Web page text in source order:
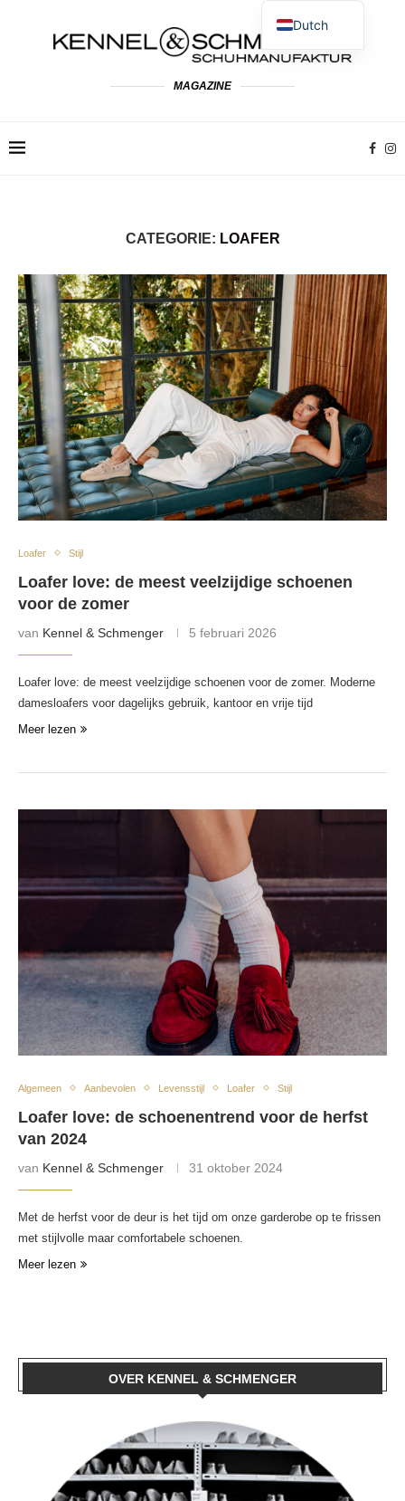
MAGAZINE
CATEGORIE: LOAFER
Loafer Stijl
Loafer love: de meest veelzijdige schoenen
voor de zomer
van Kennel & Schmenger 5 februari 2026
Loafer love: de meest veelzijdige schoenen voor de zomer. Moderne
damesloafers voor dagelijks gebruik, kantoor en vrije tijd
Meer lezen
Algemeen Aanbevolen Levensstijl Loafer Stijl
Loafer love: de schoenentrend voor de herfst
van 2024
van Kennel & Schmenger 31 oktober 2024
Met de herfst voor de deur is het tijd om onze garderobe op te frissen
met stijlvolle maar comfortabele schoenen.
Meer lezen
OVER KENNEL & SCHMENGER
Dutch
German
English